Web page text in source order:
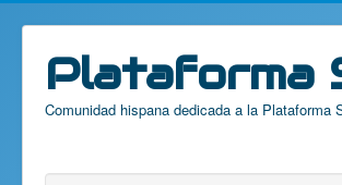
Plataforma
Comunidad hispana dedicada a la Plataforma